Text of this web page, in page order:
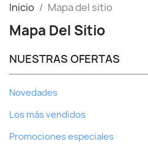
Inicio Mapa del sitio
Mapa Del Sitio
NUESTRAS OFERTAS
Novedades
Los más vendidos
Promociones especiales